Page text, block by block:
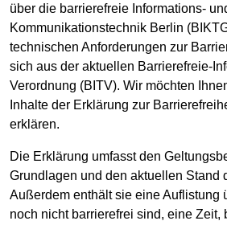
über die barrierefreie Informations-
Kommunikationstechnik Berlin
technischen Anforderungen zur
sich aus der aktuellen Barrierefreie-
Verordnung (BITV). Wir möchten
Inhalte der Erklärung zur
erklären.
Die Erklärung umfasst den
Grundlagen und den aktuellen Stand
Außerdem enthält sie eine Auflistung
noch nicht barrierefrei sind, eine Zeit,